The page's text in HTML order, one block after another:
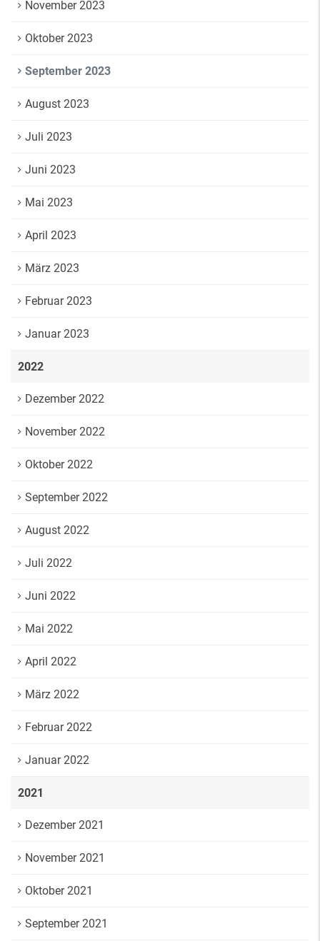
November 2023
Oktober 2023
September 2023
August 2023
Juli 2023
Juni 2023
Mai 2023
April 2023
März 2023
Februar 2023
Januar 2023
2022
Dezember 2022
November 2022
Oktober 2022
September 2022
August 2022
Juli 2022
Juni 2022
Mai 2022
April 2022
März 2022
Februar 2022
Januar 2022
2021
Dezember 2021
November 2021
Oktober 2021
September 2021